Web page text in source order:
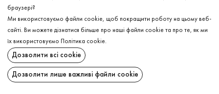
ДОДАТИ ДО КОШИКА
ОБЕРІТЬ РОЗМІР
Нічна сорочка
ДОДАТИ ДО КОШИКА
ОПИС
браузері?
Ми використовуємо файли cookie, щоб покращити роботу на цьому веб-
сайті. Ви можете дізнатися більше про наші файли cookie та про те, як ми
їх використовуємо
Політика cookie.
Дозволити всі cookie
Дозволити лише важливі файли cookie